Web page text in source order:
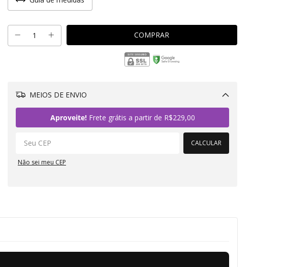
MEIOS DE ENVIO
Aproveite!Frete grátis a partir de R$229,00
CALCULAR
Não sei meu CEP